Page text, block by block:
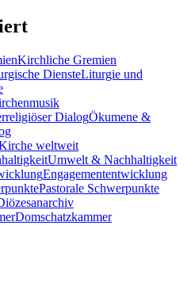
Kirchliche Gremien
Liturgie und
Ökumene &
weltweit
Umwelt & Nachhaltigkeit
Engagemententwicklung
Pastorale Schwerpunkte
Domschatzkammer